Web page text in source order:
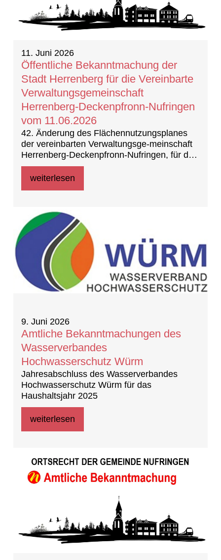
11. Juni 2026
Öffentliche Bekanntmachung der
Stadt Herrenberg für die Vereinbarte
Verwaltungsgemeinschaft
Herrenberg-Deckenpfronn-Nufringen
vom 11.06.2026
42. Änderung des Flächennutzungsplanes
der vereinbarten Verwaltungsge-meinschaft
Herrenberg-Deckenpfronn-Nufringen, für den
Bereich „Südumfah-rung Gültstein, 1.
Teiländerung Nebringer Straße 82.11/1“ in
Unterrichtung der Öffentlichkeit
weiterlesen
9. Juni 2026
Amtliche Bekanntmachungen des
Wasserverbandes
Hochwasserschutz Würm
Jahresabschluss des Wasserverbandes
Hochwasserschutz Würm für das
Haushaltsjahr 2025
weiterlesen